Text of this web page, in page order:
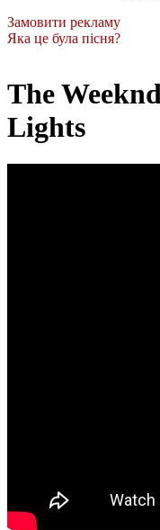
Замовити рекламу
Яка це була пісня?
The
Lights